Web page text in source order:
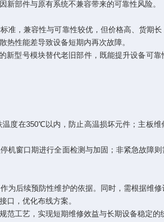
部件与原有系统不兼容带来的可靠性风险。
，兼容性与可靠性较优，但价格高、货期
性能差导致设备短期内再次故障。
型号模块替代老旧部件，既能提升设备可靠
在350℃以内，防止高温损坏元件；主板维
窗口期进行全面检测与加固；非紧急故障则
后续预防性维护的依据。同时，需根据维修
口，优化布线方案。
工艺，实现短期维修效益与长期设备稳定的